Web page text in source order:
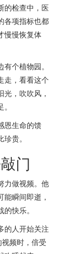
的检查中，医
各项指标也都
慢慢恢复体
个植物园。
走，看看这个
，吹吹风，
恩生命的馈
贵。
门
力做视频。他
瞬间即逝，
快乐。
的人开始关注
频时，倍受